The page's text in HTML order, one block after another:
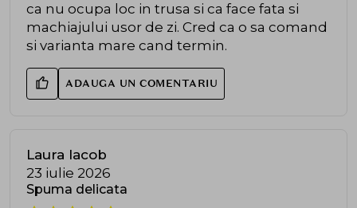
ca nu ocupa loc in trusa si ca face fata si
machiajului usor de zi. Cred ca o sa comand
si varianta mare cand termin.
ADAUGA UN COMENTARIU
Laura Iacob
23 iulie 2026
Spuma delicata